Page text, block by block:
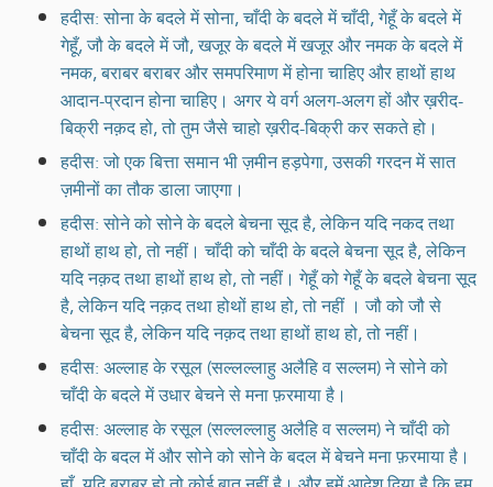
हदीस: सोना के बदले में सोना, चाँदी के बदले में चाँदी, गेहूँ के बदले में
गेहूँ, जौ के बदले में जौ, खजूर के बदले में खजूर और नमक के बदले में
नमक, बराबर बराबर और समपरिमाण में होना चाहिए और हाथों हाथ
आदान-प्रदान होना चाहिए। अगर ये वर्ग अलग-अलग हों और ख़रीद-
बिक्री नक़द हो, तो तुम जैसे चाहो ख़रीद-बिक्री कर सकते हो।
हदीस: जो एक बित्ता समान भी ज़मीन हड़पेगा, उसकी गरदन में सात
ज़मीनों का तौक डाला जाएगा।
हदीस: सोने को सोने के बदले बेचना सूद है, लेकिन यदि नकद तथा
हाथों हाथ हो, तो नहीं। चाँदी को चाँदी के बदले बेचना सूद है, लेकिन
यदि नक़द तथा हाथों हाथ हो, तो नहीं। गेहूँ को गेहूँ के बदले बेचना सूद
है, लेकिन यदि नक़द तथा होथों हाथ हो, तो नहीं । जौ को जौ से
बेचना सूद है, लेकिन यदि नक़द तथा हाथों हाथ हो, तो नहीं।
हदीस: अल्लाह के रसूल (सल्लल्लाहु अलैहि व सल्लम) ने सोने को
चाँदी के बदले में उधार बेचने से मना फ़रमाया है।
हदीस: अल्लाह के रसूल (सल्लल्लाहु अलैहि व सल्लम) ने चाँदी को
चाँदी के बदल में और सोने को सोने के बदल में बेचने मना फ़रमाया है।